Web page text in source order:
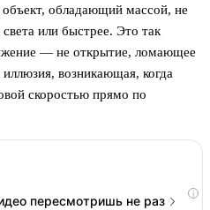
обладающий массой, не
или быстрее. Это так
— не открытие, ломающее
возникающая, когда
скоростью прямо по
i
пересмотришь не раз